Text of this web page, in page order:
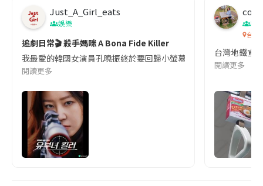
Just_A_Girl_eats
娛樂
追劇日常🎬 殺手媽咪 A Bona Fide Killer
我最愛的韓國女演員孔曉振終於要回歸小螢幕啦!這次的劇本改編
閱讀更多
co
吹
台灣
台灣地鐵宣
閱讀更多